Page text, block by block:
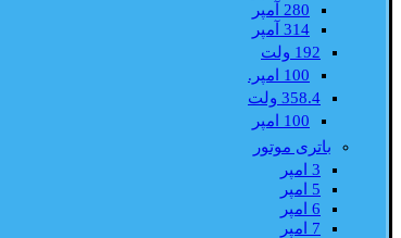
280 آمپر
314 آمپر
192 ولت
100 امپر.
358.4 ولت
100 امپر
باتری موتور
3 امپر
5 امپر
6 امپر
7 امپر